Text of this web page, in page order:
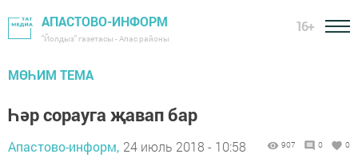
АПАСТОВО-ИНФОРМ
"Йолдыз" газетасы - Апас районы
16+
МӨҺИМ ТЕМА
Һәр сорауга җавап бар
Апастово-информ, 24 июль 2018 - 10:58 907 0 0